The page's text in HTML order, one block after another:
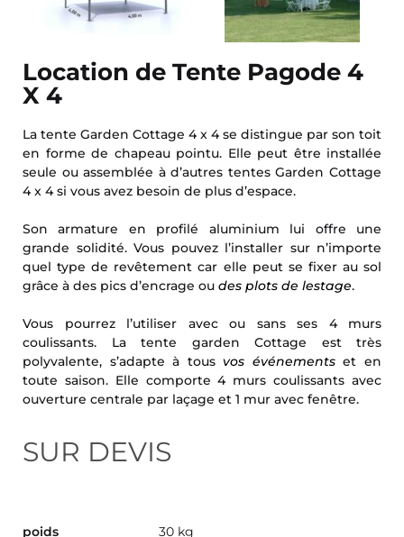
Location de Tente Pagode 4
X 4
La tente Garden Cottage 4 x 4 se distingue par son toit
en forme de chapeau pointu. Elle peut être installée
seule ou assemblée à d’autres tentes Garden Cottage
4 x 4 si vous avez besoin de plus d’espace.
Son armature en profilé aluminium lui offre une
grande solidité. Vous pouvez l’installer sur n’importe
quel type de revêtement car elle peut se fixer au sol
grâce à des pics d’encrage ou des plots de lestage.
Vous pourrez l’utiliser avec ou sans ses 4 murs
coulissants. La tente garden Cottage est très
polyvalente, s’adapte à tousvos événementset en
toute saison. Elle comporte 4 murs coulissants avec
ouverture centrale par laçage et 1 mur avec fenêtre.
SUR DEVIS
poids 30 kg